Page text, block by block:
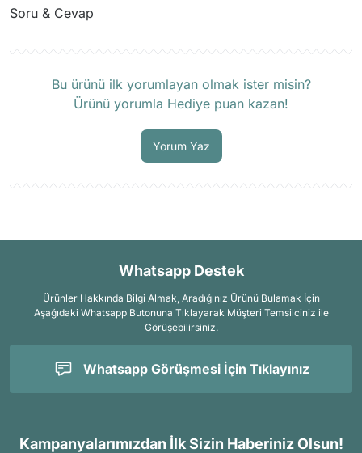
Soru & Cevap
Bu ürünü ilk yorumlayan olmak ister misin?
Ürünü yorumla Hediye puan kazan!
Yorum Yaz
Whatsapp Destek
Ürünler Hakkında Bilgi Almak, Aradığınız Ürünü Bulamak İçin
Aşağıdaki Whatsapp Butonuna Tıklayarak Müşteri Temsilciniz ile
Görüşebilirsiniz.
Whatsapp Görüşmesi İçin Tıklayınız
Kampanyalarımızdan İlk Sizin Haberiniz Olsun!